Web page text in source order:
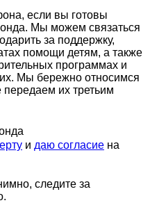
если вы готовы
Мы можем связаться
за поддержку,
помощи детям, а также
программах и
Мы бережно относимся
их третьим
и даю согласие на
следите за